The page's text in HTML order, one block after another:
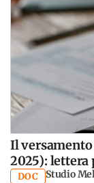
Il
2025): lettera
DOC Studio